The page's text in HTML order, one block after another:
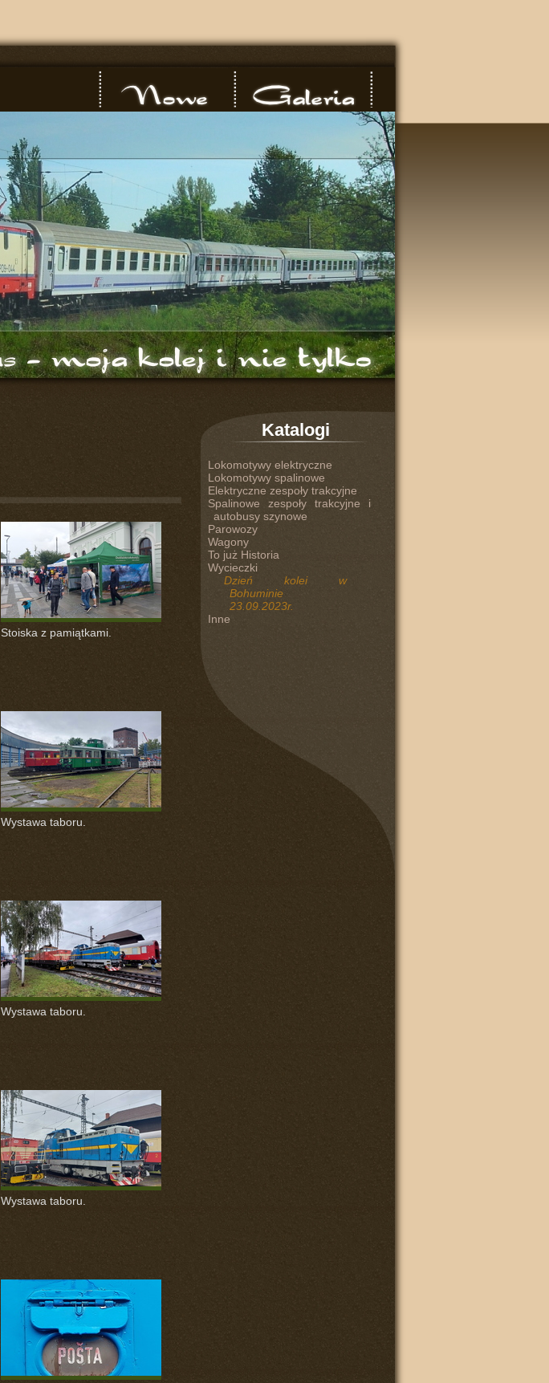
Stoiska z pamiątkami.
Wystawa taboru.
Wystawa taboru.
Wystawa taboru.
Katalogi
Lokomotywy elektryczne
Lokomotywy spalinowe
Elektryczne zespoły trakcyjne
Spalinowe zespoły trakcyjne i
autobusy szynowe
Parowozy
Wagony
To już Historia
Wycieczki
Dzień kolei w
Bohuminie
23.09.2023r.
Inne